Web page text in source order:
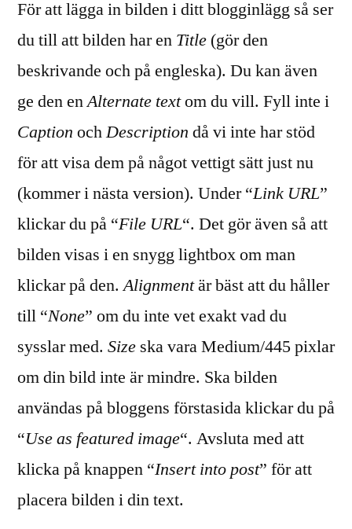
För att lägga in bilden i ditt blogginlägg så ser
du till att bilden har en Title (gör den
beskrivande och på engleska). Du kan även
ge den enAlternate textom du vill. Fyll inte i
Caption ochDescription då vi inte har stöd
för att visa dem på något vettigt sätt just nu
(kommer i nästa version). Under “Link URL”
klickar du på “File URL“. Det gör även så att
bilden visas i en snygg lightbox om man
klickar på den.Alignmentär bäst att du håller
till “None” om du inte vet exakt vad du
sysslar med. Size ska vara Medium/445 pixlar
om din bild inte är mindre. Ska bilden
användas på bloggens förstasida klickar du på
“Use as featured image“. Avsluta med att
klicka på knappen “Insert into post” för att
placera bilden i din text.